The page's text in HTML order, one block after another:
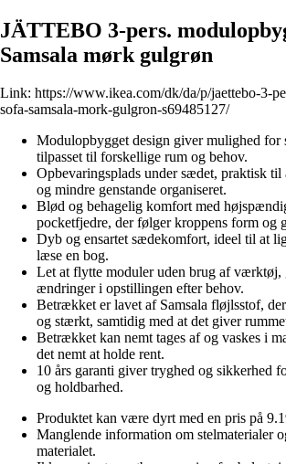
JÄTTEBO 3-pers.
Samsala mørk gulgrøn
Link: https://www.ikea.com/dk/da/p/jaettebo-3-
sofa-samsala-mork-gulgron-s69485127/
Modulopbygget design giver mulighed for
tilpasset til forskellige rum og behov.
Opbevaringsplads under sædet, praktisk
og mindre genstande organiseret.
Blød og behagelig komfort med
pocketfjedre, der følger kroppens form og
Dyb og ensartet sædekomfort, ideel til at
læse en bog.
Let at flytte moduler uden brug af
ændringer i opstillingen efter behov.
Betrækket er lavet af Samsala fløjlsstof,
og stærkt, samtidig med at det giver
Betrækket kan nemt tages af og vaskes i
det nemt at holde rent.
10 års garanti giver tryghed og sikkerhed
og holdbarhed.
Produktet kan være dyrt med en pris på
Manglende information om stelmaterialer
materialet.